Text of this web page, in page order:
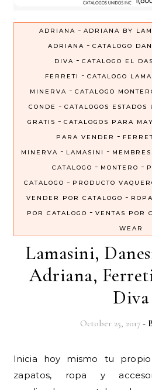
ADRIANA - ADRIANA BY
ADRIANA - CATALOGO
DIVA - CATALOGO EL
FERRETI
- CATALOGO
MINERVA - CATALOGO
CONDE
- CATALOGOS ESTADOS
GRATIS - CATALOGOS PARA
PARA VENDER
-
MINERVA - LAMASINI -
CATALOGO - MONTERO -
CATALOGO - PRODUCTO
VENDER POR CATALOGO -
POR CATALOGO - VENTAS POR
WEAR
Lamasini,
Adriana,
Diva
October 25, 2017 -
Inicia hoy mismo tu propio negocio vendiendo
zapatos, ropa y